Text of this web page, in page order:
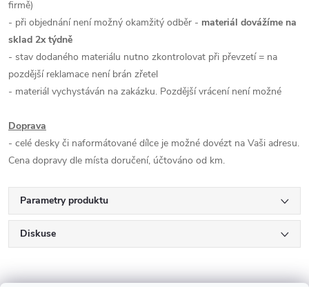
firmě)
- při objednání není možný okamžitý odběr - materiál dovážíme na
sklad 2x týdně
- stav dodaného materiálu nutno zkontrolovat při převzetí = na
pozdější reklamace není brán zřetel
- materiál vychystáván na zakázku. Pozdější vrácení není možné
Doprava
- celé desky či naformátované dílce je možné dovézt na Vaši adresu.
Cena dopravy dle místa doručení, účtováno od km.
Parametry produktu
Diskuse